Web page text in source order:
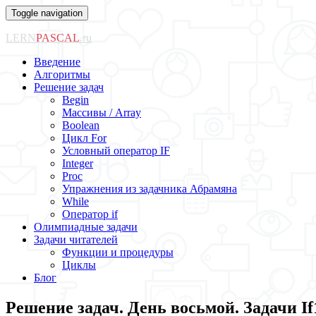
Toggle navigation
LERNPASCAL.ru
Введение
Алгоритмы
Решение задач
Begin
Массивы / Array
Boolean
Цикл For
Условный оператор IF
Integer
Proc
Упражнения из задачника Абрамяна
While
Оператор if
Олимпиадные задачи
Задачи читателей
Функции и процедуры
Циклы
Блог
Решение задач. День восьмой. Задачи